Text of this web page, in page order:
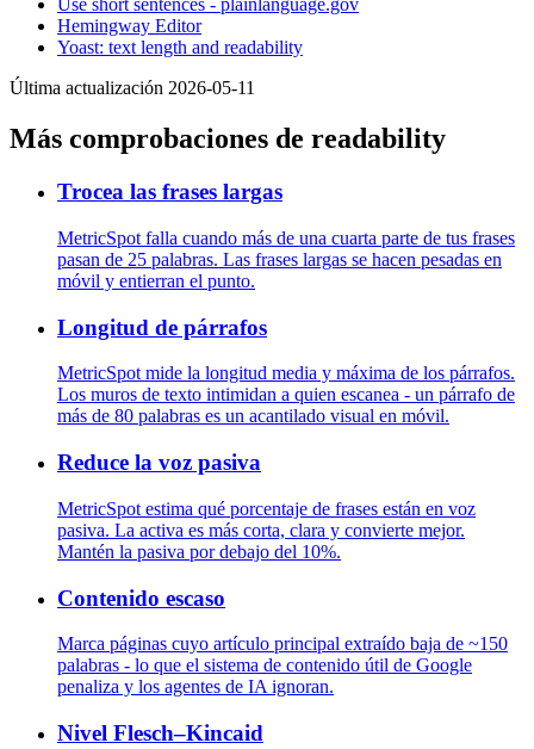
Use short sentences - plainlanguage.gov
Hemingway Editor
Yoast: text length and readability
Última actualización 2026-05-11
Más comprobaciones de readability
Trocea las frases largas
MetricSpot falla cuando más de una cuarta parte de tus frases
pasan de 25 palabras. Las frases largas se hacen pesadas en
móvil y entierran el punto.
Longitud de párrafos
MetricSpot mide la longitud media y máxima de los párrafos.
Los muros de texto intimidan a quien escanea - un párrafo de
más de 80 palabras es un acantilado visual en móvil.
Reduce la voz pasiva
MetricSpot estima qué porcentaje de frases están en voz
pasiva. La activa es más corta, clara y convierte mejor.
Mantén la pasiva por debajo del 10%.
Contenido escaso
Marca páginas cuyo artículo principal extraído baja de ~150
palabras - lo que el sistema de contenido útil de Google
penaliza y los agentes de IA ignoran.
Nivel Flesch–Kincaid